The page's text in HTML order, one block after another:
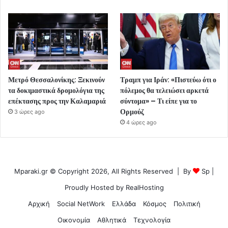
Μετρό Θεσσαλονίκης: Ξεκινούν
τα δοκιμαστικά δρομολόγια της
επέκτασης προς την Καλαμαριά
3 ώρες ago
Τραμπ για Ιράν: «Πιστεύω ότι ο
πόλεμος θα τελειώσει αρκετά
σύντομα» – Τι είπε για το
Ορμούζ
4 ώρες ago
Mparaki.gr © Copyright 2026, All Rights Reserved | By Sp
Proudly Hosted by RealHosting
Αρχική
Social NetWork Ελλάδα Κόσμος
Πολιτική
Οικονομία
Αθλητικά Τεχνολογία